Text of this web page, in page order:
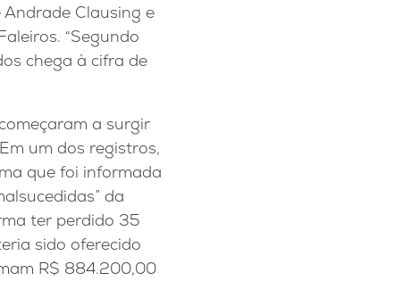
Clausing e
“Segundo
chega à cifra de
a surgir
um dos registros,
que foi informada
da
ter perdido 35
sido oferecido
R$ 884.200,00